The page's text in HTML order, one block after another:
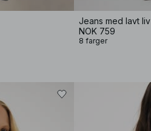
Jeans med lavt liv
NOK 759
8 farger